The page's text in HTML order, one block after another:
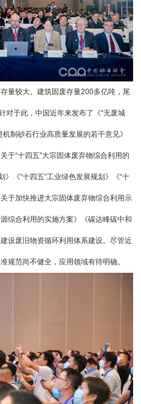
量较大。建筑固废存量200多亿吨，尾
对于此，中国近年来发布了《“无废城
制砂石行业高质量发展的若干意见》
于“十四五”大宗固体废弃物综合利用的
》《“十四五”工业绿色发展规划》《“十
于加快推进大宗固体废弃物综合利用示
综合利用的实施方案》《碳达峰碳中和
设废旧物资循环利用体系建设。尽管近
规范尚不健全，应用领域有待明确。